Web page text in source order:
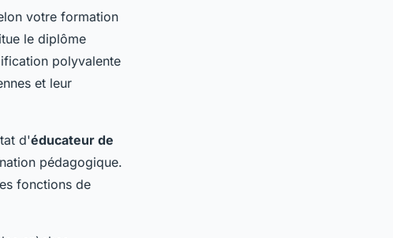
votre formation
le diplôme
polyvalente
et leur
d'éducateur de
pédagogique.
fonctions de